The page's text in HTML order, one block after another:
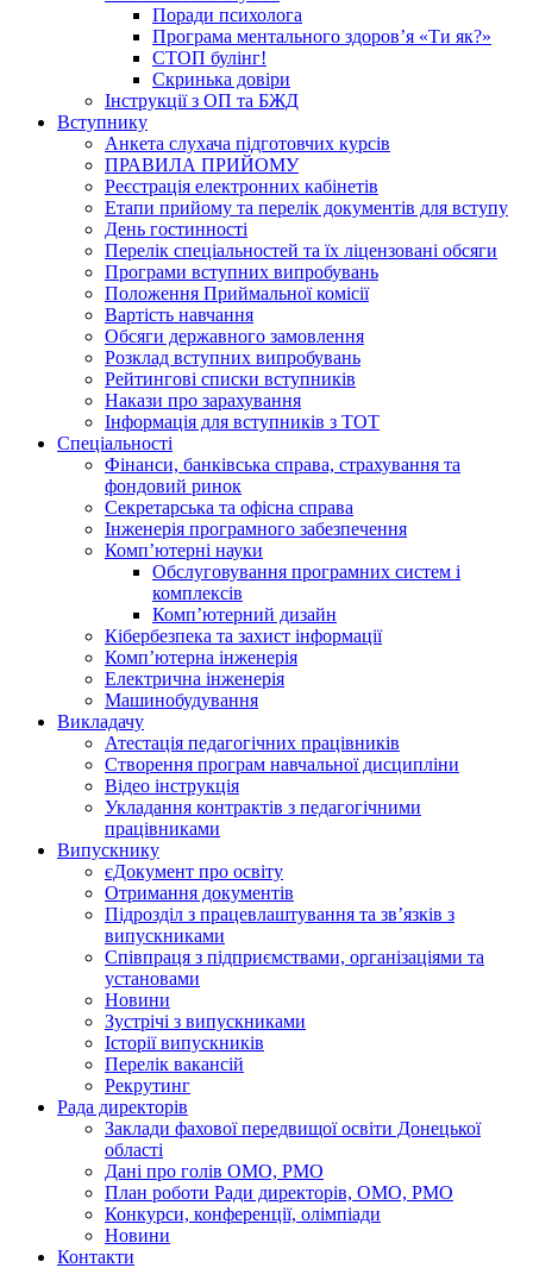
Поради психолога
Програма ментального здоров’я «Ти як?»
СТОП булінг!
Скринька довіри
Інструкції з ОП та БЖД
Вступнику
Анкета слухача підготовчих курсів
ПРАВИЛА ПРИЙОМУ
Реєстрація електронних кабінетів
Етапи прийому та перелік документів для вступу
День гостинності
Перелік спеціальностей та їх ліцензовані обсяги
Програми вступних випробувань
Положення Приймальної комісії
Вартість навчання
Обсяги державного замовлення
Розклад вступних випробувань
Рейтингові списки вступників
Накази про зарахування
Інформація для вступників з ТОТ
Спеціальності
Фінанси, банківська справа, страхування та
фондовий ринок
Секретарська та офісна справа
Інженерія програмного забезпечення
Комп’ютерні науки
Обслуговування програмних систем і
комплексів
Комп’ютерний дизайн
Кібербезпека та захист інформації
Комп’ютерна інженерія
Електрична інженерія
Машинобудування
Викладачу
Атестація педагогічних працівників
Створення програм навчальної дисципліни
Відео інструкція
Укладання контрактів з педагогічними
працівниками
Випускнику
єДокумент про освіту
Отримання документів
Підрозділ з працевлаштування та зв’язків з
випускниками
Співпраця з підприємствами, організаціями та
установами
Новини
Зустрічі з випускниками
Історії випускників
Перелік вакансій
Рекрутинг
Рада директорів
Заклади фахової передвищої освіти Донецької
області
Дані про голів ОМО, РМО
План роботи Ради директорів, ОМО, РМО
Конкурси, конференції, олімпіади
Новини
Контакти